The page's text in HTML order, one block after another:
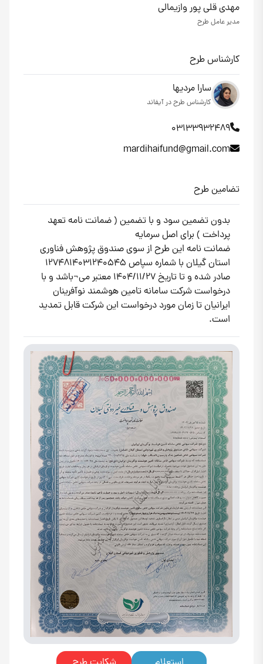
مهدی قلی پور وازیمالی
مدیر عامل طرح
کارشناس طرح
سارا مردیها
کارشناس طرح در آیفاند
03133932489
mardihaifund@gmail.com
تضامین طرح
بدون تضمین سود و با تضمین ( ضمانت نامه تعهد
پرداخت ) برای اصل سرمایه
ضمانت نامه این طرح از سوی صندوق پژوهش فناوری
استان گیلان با شماره سپاص 1274814031240545
صادر شده و تا تاریخ 1404/11/27 معتبر می¬باشد و با
درخواست شرکت سامانه تامین هوشمند نوآفرینان
ایرانیان تا زمان مورد درخواست این شرکت قابل تمدید
است.